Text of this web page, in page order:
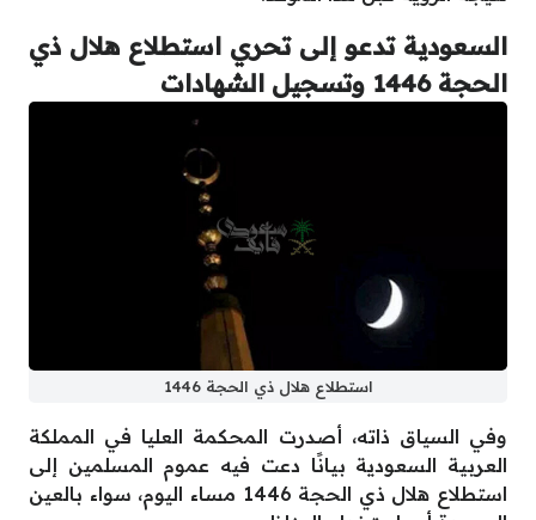
السعودية تدعو إلى تحري استطلاع هلال ذي
الحجة 1446 وتسجيل الشهادات
استطلاع هلال ذي الحجة 1446
وفي السياق ذاته، أصدرت المحكمة العليا في المملكة
العربية السعودية بيانًا دعت فيه عموم المسلمين إلى
استطلاع هلال ذي الحجة 1446 مساء اليوم، سواء بالعين